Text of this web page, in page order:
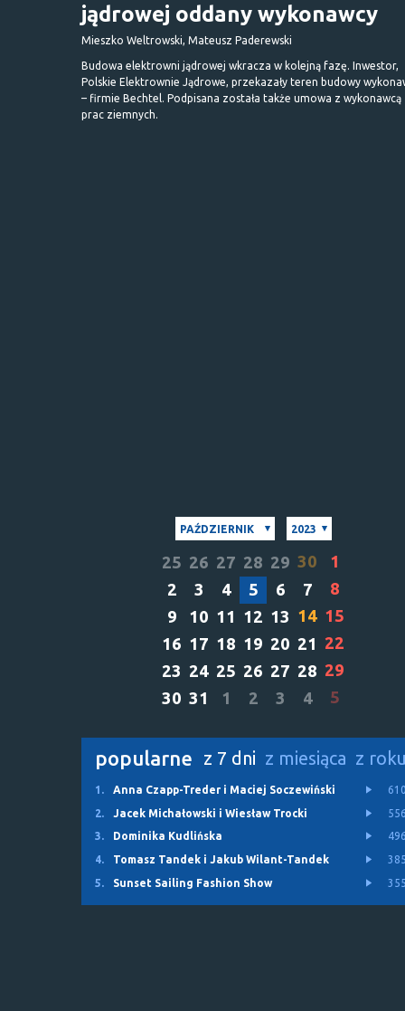
jądrowej oddany wykonawcy
Mieszko Weltrowski, Mateusz Paderewski
Budowa elektrowni jądrowej wkracza w kolejną fazę. Inwestor,
Polskie Elektrownie Jądrowe, przekazały teren budowy
– firmie Bechtel. Podpisana została także umowa z wykonawcą
prac ziemnych.
PAŹDZIERNIK 2023
25 26 27 28 29 30
1
2
3 4 5 6 7
8
9
10 11 12 13 14 15
16 17 18 19 20 21 22
23 24 25 26 27 28 29
30 31 1 2 3 4 5
popularne z 7 dni z miesiąca z
1. Anna Czapp-Treder i Maciej Soczewiński
2.
Jacek Michałowski i Wiesław Trocki
3.
Dominika Kudlińska
4.
Tomasz Tandek i Jakub Wilant-Tandek
5.
Sunset Sailing Fashion Show